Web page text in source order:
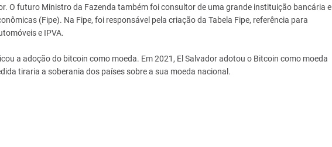
O futuro Ministro da Fazenda também foi consultor de uma grande instituição bancária e
(Fipe). Na Fipe, foi responsável pela criação da Tabela Fipe, referência para
e IPVA.
a adoção do bitcoin como moeda. Em 2021, El Salvador adotou o Bitcoin como moeda
tiraria a soberania dos países sobre a sua moeda nacional.